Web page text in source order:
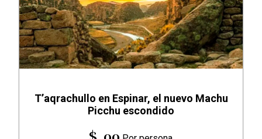
T’aqrachullo en Espinar, el nuevo Machu
Picchu escondido